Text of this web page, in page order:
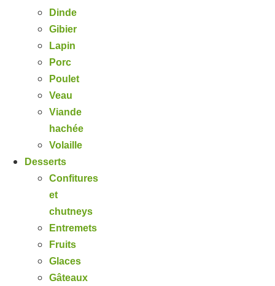
Dinde
Gibier
Lapin
Porc
Poulet
Veau
Viande
hachée
Volaille
Desserts
Confitures
et
chutneys
Entremets
Fruits
Glaces
Gâteaux